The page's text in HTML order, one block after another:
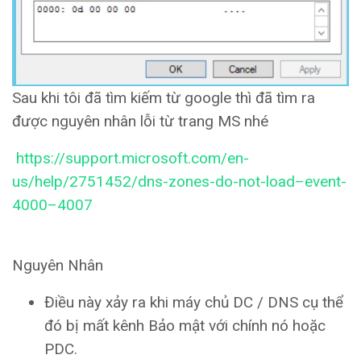
Sau khi tôi đã tìm kiếm từ google thì đã tìm ra
được nguyên nhân lỗi từ trang MS nhé
https://support.microsoft.com/en-
us/help/2751452/dns-zones-do-not-load–event-
4000–4007
Nguyên Nhân
Điều này xảy ra khi máy chủ DC / DNS cụ thể
đó bị mất kênh Bảo mật với chính nó hoặc
PDC.